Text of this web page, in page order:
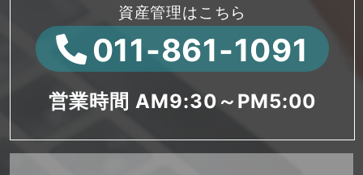
資産管理はこちら
011-861-1091
営業時間 AM9:30～PM5:00